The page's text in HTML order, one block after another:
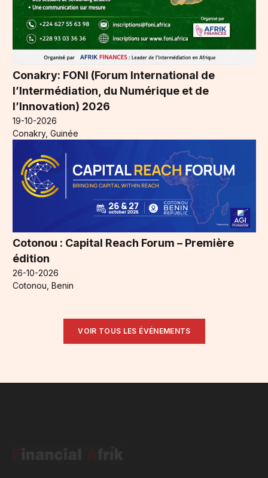
Conakry: FONI (Forum International de
l’Intermédiation, du Numérique et de
l’Innovation) 2026
19-10-2026
Conakry, Guinée
Cotonou : Capital Reach Forum – Première
édition
26-10-2026
Cotonou, Benin
VOIR TOUS LES ÉVÉNEMENTS